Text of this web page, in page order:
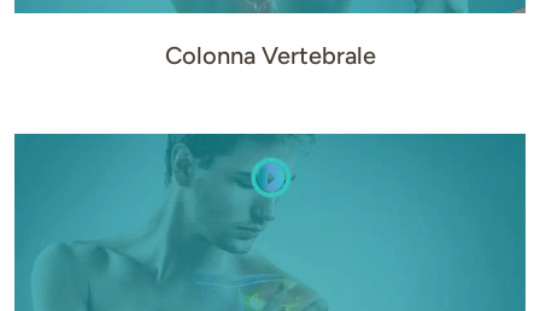
Colonna Vertebrale